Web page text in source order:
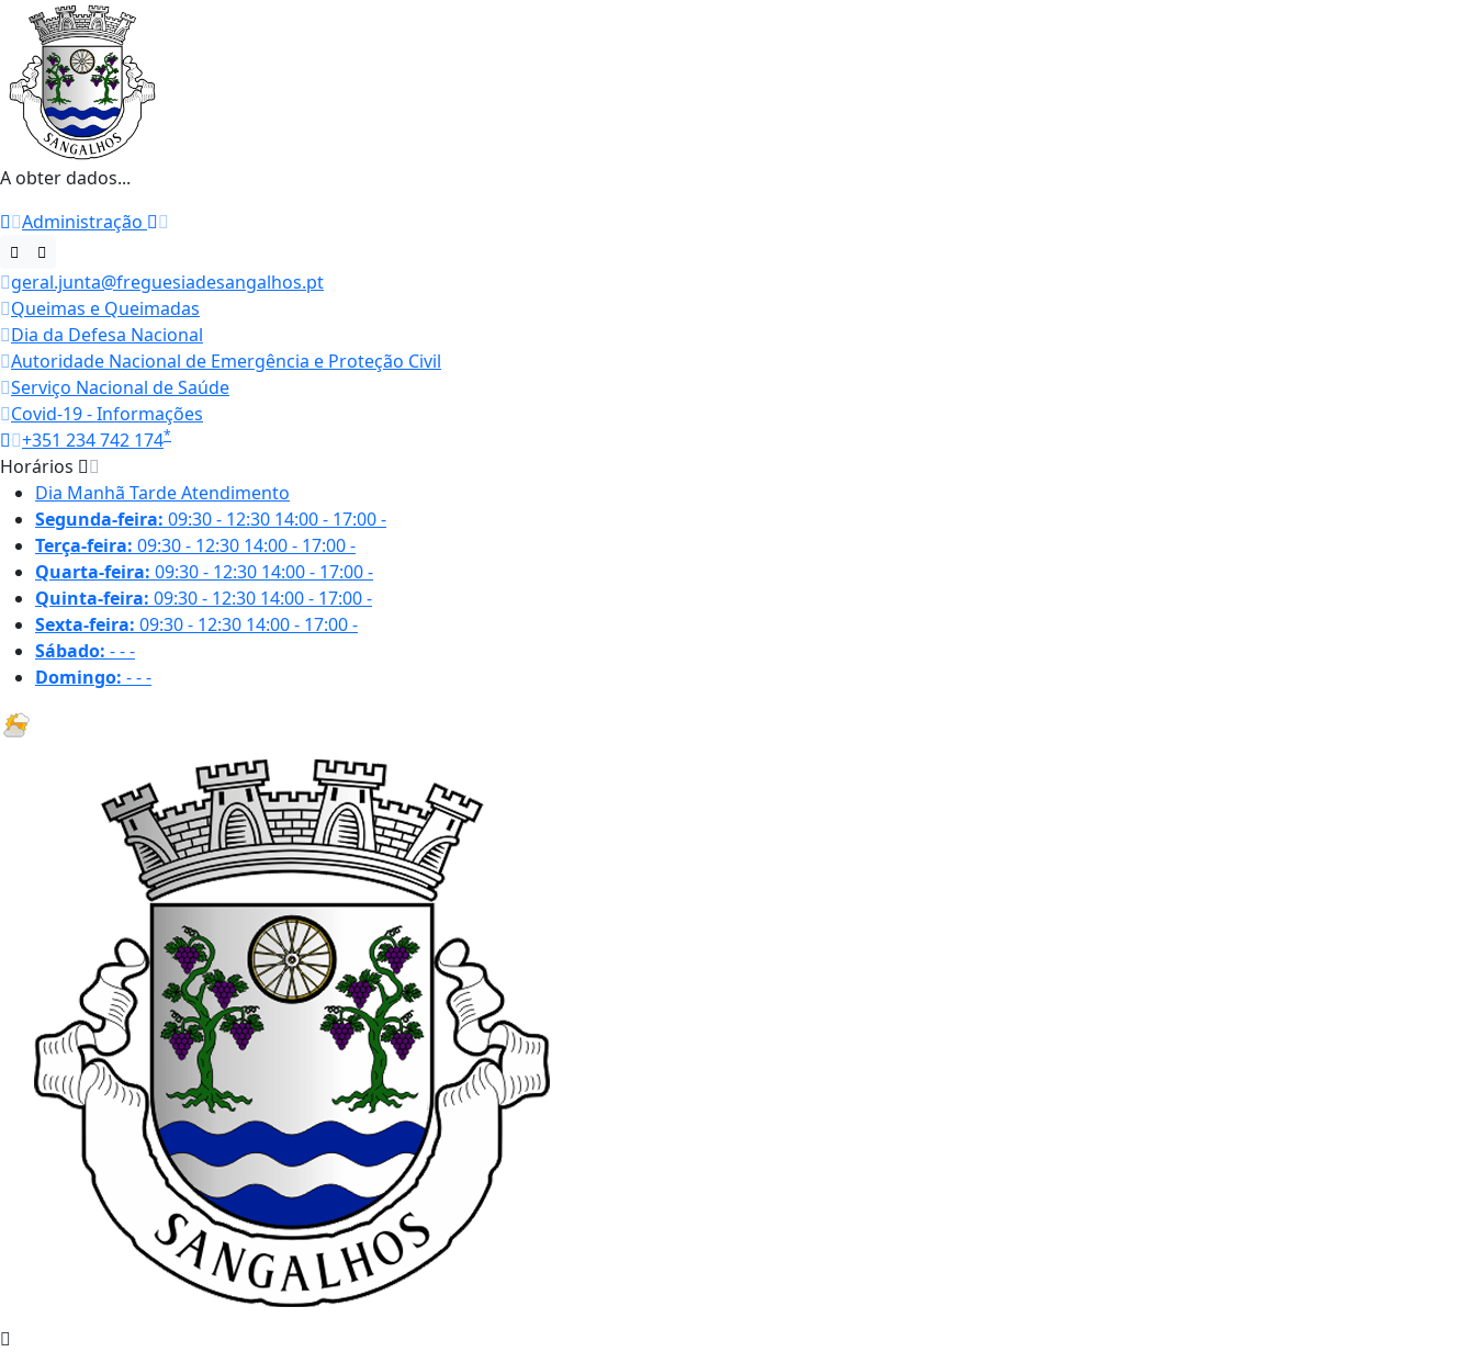
A obter dados...
Administração
geral.junta@freguesiadesangalhos.pt
Queimas e Queimadas
Dia da Defesa Nacional
Autoridade Nacional de Emergência e Proteção Civil
Serviço Nacional de Saúde
Covid-19 - Informações
+351 234 742 174*
Horários
Dia Manhã TardeAtendimento
Segunda-feira: 09:30 - 12:30 14:00 - 17:00-
Terça-feira: 09:30 - 12:30 14:00 - 17:00-
Quarta-feira: 09:30 - 12:30 14:00 - 17:00-
Quinta-feira: 09:30 - 12:30 14:00 - 17:00-
Sexta-feira: 09:30 - 12:30 14:00 - 17:00-
Sábado: ---
Domingo: ---